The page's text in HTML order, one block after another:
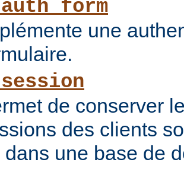
une
de conserver
des clients
dans une base de